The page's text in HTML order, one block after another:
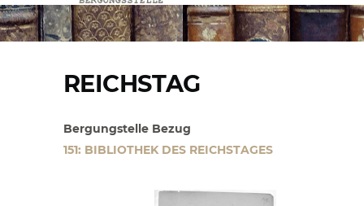
PFADNAVIGATION
REICHSTAG
Bergungstelle Bezug
151: BIBLIOTHEK DES REICHSTAGES